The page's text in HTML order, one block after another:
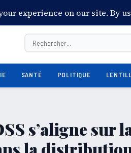
Port-au-Prince
SANTÉ POLITIQUE
s’aligne sur